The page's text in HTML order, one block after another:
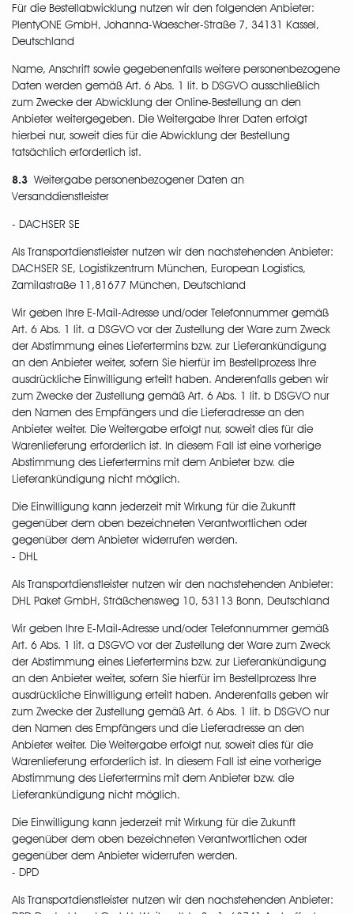
Für die Bestellabwicklung nutzen wir den folgenden Anbieter:
PlentyONE GmbH, Johanna-Waescher-Straße 7, 34131 Kassel,
Deutschland
Name, Anschrift sowie gegebenenfalls weitere personenbezogene
Daten werden gemäß Art. 6 Abs. 1 lit. b DSGVO ausschließlich
zum Zwecke der Abwicklung der Online-Bestellung an den
Anbieter weitergegeben. Die Weitergabe Ihrer Daten erfolgt
hierbei nur, soweit dies für die Abwicklung der Bestellung
tatsächlich erforderlich ist.
8.3 Weitergabe personenbezogener Daten an
Versanddienstleister
- DACHSER SE
Als Transportdienstleister nutzen wir den nachstehenden Anbieter:
DACHSER SE, Logistikzentrum München, European Logistics,
Zamilastraße 11,81677 München, Deutschland
Wir geben Ihre E-Mail-Adresse und/oder Telefonnummer gemäß
Art. 6 Abs. 1 lit. a DSGVO vor der Zustellung der Ware zum Zweck
der Abstimmung eines Liefertermins bzw. zur Lieferankündigung
an den Anbieter weiter, sofern Sie hierfür im Bestellprozess Ihre
ausdrückliche Einwilligung erteilt haben. Anderenfalls geben wir
zum Zwecke der Zustellung gemäß Art. 6 Abs. 1 lit. b DSGVO nur
den Namen des Empfängers und die Lieferadresse an den
Anbieter weiter. Die Weitergabe erfolgt nur, soweit dies für die
Warenlieferung erforderlich ist. In diesem Fall ist eine vorherige
Abstimmung des Liefertermins mit dem Anbieter bzw. die
Lieferankündigung nicht möglich.
Die Einwilligung kann jederzeit mit Wirkung für die Zukunft
gegenüber dem oben bezeichneten Verantwortlichen oder
gegenüber dem Anbieter widerrufen werden.
- DHL
Als Transportdienstleister nutzen wir den nachstehenden Anbieter:
DHL Paket GmbH, Sträßchensweg 10, 53113 Bonn, Deutschland
Wir geben Ihre E-Mail-Adresse und/oder Telefonnummer gemäß
Art. 6 Abs. 1 lit. a DSGVO vor der Zustellung der Ware zum Zweck
der Abstimmung eines Liefertermins bzw. zur Lieferankündigung
an den Anbieter weiter, sofern Sie hierfür im Bestellprozess Ihre
ausdrückliche Einwilligung erteilt haben. Anderenfalls geben wir
zum Zwecke der Zustellung gemäß Art. 6 Abs. 1 lit. b DSGVO nur
den Namen des Empfängers und die Lieferadresse an den
Anbieter weiter. Die Weitergabe erfolgt nur, soweit dies für die
Warenlieferung erforderlich ist. In diesem Fall ist eine vorherige
Abstimmung des Liefertermins mit dem Anbieter bzw. die
Lieferankündigung nicht möglich.
Die Einwilligung kann jederzeit mit Wirkung für die Zukunft
gegenüber dem oben bezeichneten Verantwortlichen oder
gegenüber dem Anbieter widerrufen werden.
- DPD
Als Transportdienstleister nutzen wir den nachstehenden Anbieter: